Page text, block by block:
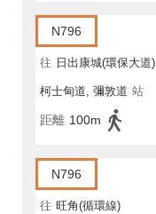
N796
往 日出康城(環保大道)
柯士甸道, 彌敦道 站
距離 100m
N796
往 旺角(循環線)